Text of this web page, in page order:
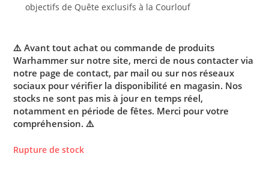
objectifs de Quête exclusifs à la Courlouf
⚠️ Avant tout achat ou commande de produits
Warhammer sur notre site, merci de nous contacter via
notre page de contact, par mail ou sur nos réseaux
sociaux pour vérifier la disponibilité en magasin. Nos
stocks ne sont pas mis à jour en temps réel,
notamment en période de fêtes. Merci pour votre
compréhension. ⚠️
Rupture de stock